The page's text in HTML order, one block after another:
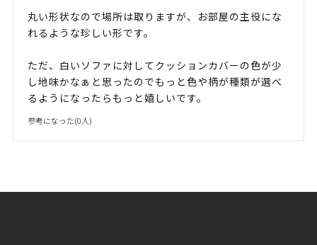
丸い形状なので場所は取りますが、お部屋の主役にな
れるような珍しい形です。
ただ、白いソファに対してクッションカバーの色が少
し地味かなぁと思ったのでもっと色や柄が種類が選べ
るようになったらもっと嬉しいです。
参考になった(0人)